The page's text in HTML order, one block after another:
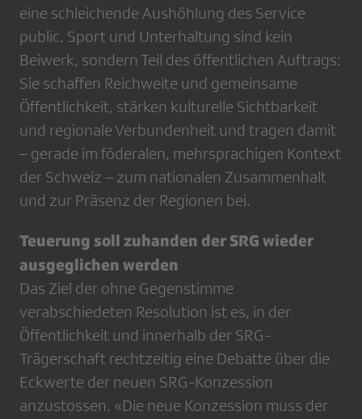
eine schleichende Aushöhlung des Service
public. Sport und Unterhaltung sind kein
Beiwerk, sondern Teil des öffentlichen Auftrags:
Sie schaffen Reichweite und gemeinsame
Öffentlichkeit, stärken kulturelle Sichtbarkeit
und regionale Verbundenheit und tragen damit
– gerade im föderalen, mehrsprachigen Kontext
der Schweiz – zum nationalen Zusammenhalt
und zur Präsenz der Regionen bei.
Teuerung soll zuhanden der SRG wieder
ausgeglichen werden
Das Ziel der ohne Gegenstimme
verabschiedeten Resolution ist es, in der
Öffentlichkeit und innerhalb der SRG-
Trägerschaft rechtzeitig eine Debatte über die
Eckwerte der neuen SRG-Konzession
anzustossen. «Die neue Konzession muss der